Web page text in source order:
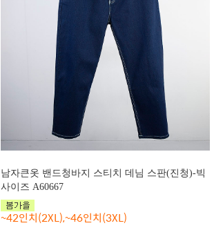
남자큰옷 밴드청바지 스티치 데님 스판(진청)-빅
사이즈 A60667
~42인치(2XL),~46인치(3XL)